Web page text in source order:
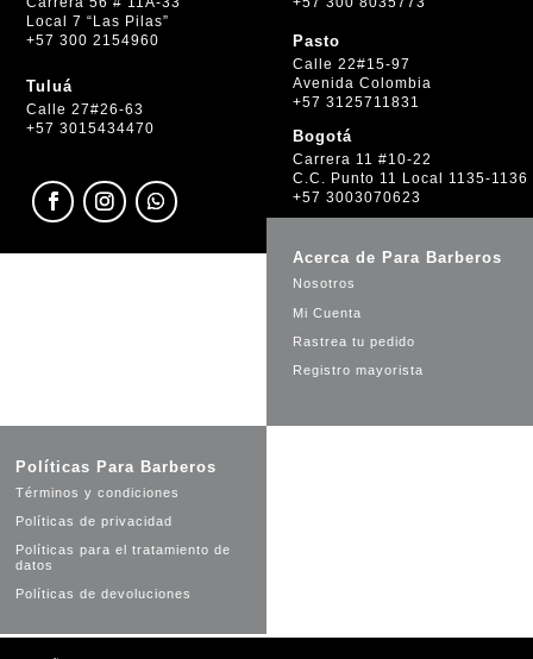
Local 7 “Las Pilas”
+57 300 2154960
Tuluá
Calle 27#26-63
+57 3015434470
Pasto
Calle 22#15-97
Avenida Colombia
+57 3125711831
Bogotá
Carrera 11 #10-22
C.C. Punto 11 Local 1135-1136
+57 3003070623
Acerca de Para Barberos
Nosotros
Mi Cuenta
Rastrea tu pedido
Registro mayorista
Políticas Para Barberos
Términos y condiciones
Políticas de privacidad
Políticas para el tratamiento de
datos
Políticas de devoluciones